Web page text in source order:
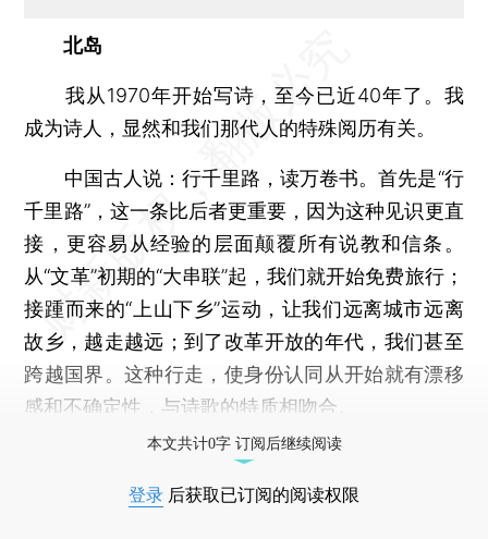
北岛
我从1970年开始写诗，至今已近40年了。我
成为诗人，显然和我们那代人的特殊阅历有关。
中国古人说：行千里路，读万卷书。首先是“行
千里路”，这一条比后者更重要，因为这种见识更直
接，更容易从经验的层面颠覆所有说教和信条。
从“文革”初期的“大串联”起，我们就开始免费旅行；
接踵而来的“上山下乡”运动，让我们远离城市远离
故乡，越走越远；到了改革开放的年代，我们甚至
跨越国界。这种行走，使身份认同从开始就有漂移
感和不确定性，与诗歌的特质相吻合。
本文共计0字 订阅后继续阅读
登录 后获取已订阅的阅读权限